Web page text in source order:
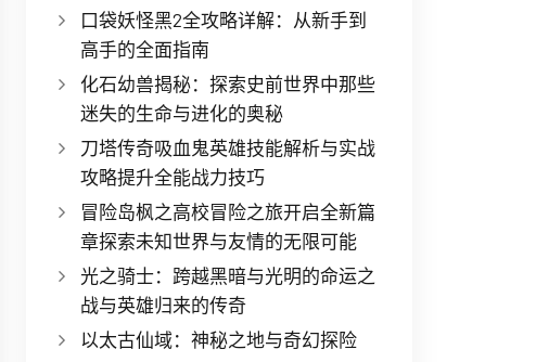
口袋妖怪黑2全攻略详解：从新手到
高手的全面指南
化石幼兽揭秘：探索史前世界中那些
迷失的生命与进化的奥秘
刀塔传奇吸血鬼英雄技能解析与实战
攻略提升全能战力技巧
冒险岛枫之高校冒险之旅开启全新篇
章探索未知世界与友情的无限可能
光之骑士：跨越黑暗与光明的命运之
战与英雄归来的传奇
以太古仙域：神秘之地与奇幻探险